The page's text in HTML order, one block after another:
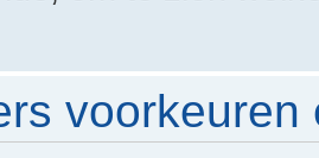
voorkeuren